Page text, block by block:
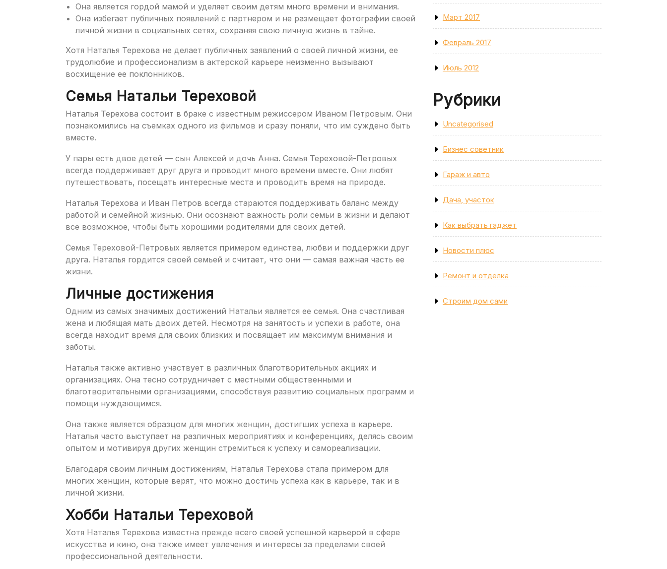
Она является гордой мамой и уделяет своим детям много времени и внимания.
Она избегает публичных появлений с партнером и не размещает фотографии своей
личной жизни в социальных сетях, сохраняя свою личную жизнь в тайне.
Хотя Наталья Терехова не делает публичных заявлений о своей личной жизни, ее
трудолюбие и профессионализм в актерской карьере неизменно вызывают
восхищение ее поклонников.
Семья Натальи Тереховой
Наталья Терехова состоит в браке с известным режиссером Иваном Петровым. Они
познакомились на съемках одного из фильмов и сразу поняли, что им суждено быть
вместе.
У пары есть двое детей — сын Алексей и дочь Анна. Семья Тереховой-Петровых
всегда поддерживает друг друга и проводит много времени вместе. Они любят
путешествовать, посещать интересные места и проводить время на природе.
Наталья Терехова и Иван Петров всегда стараются поддерживать баланс между
работой и семейной жизнью. Они осознают важность роли семьи в жизни и делают
все возможное, чтобы быть хорошими родителями для своих детей.
Семья Тереховой-Петровых является примером единства, любви и поддержки друг
друга. Наталья гордится своей семьей и считает, что они — самая важная часть ее
жизни.
Личные достижения
Одним из самых значимых достижений Натальи является ее семья. Она счастливая
жена и любящая мать двоих детей. Несмотря на занятость и успехи в работе, она
всегда находит время для своих близких и посвящает им максимум внимания и
заботы.
Наталья также активно участвует в различных благотворительных акциях и
организациях. Она тесно сотрудничает с местными общественными и
благотворительными организациями, способствуя развитию социальных программ и
помощи нуждающимся.
Она также является образцом для многих женщин, достигших успеха в карьере.
Наталья часто выступает на различных мероприятиях и конференциях, делясь своим
опытом и мотивируя других женщин стремиться к успеху и самореализации.
Благодаря своим личным достижениям, Наталья Терехова стала примером для
многих женщин, которые верят, что можно достичь успеха как в карьере, так и в
личной жизни.
Хобби Натальи Тереховой
Хотя Наталья Терехова известна прежде всего своей успешной карьерой в сфере
искусства и кино, она также имеет увлечения и интересы за пределами своей
профессиональной деятельности.
Март 2017
Февраль 2017
Июль 2012
Рубрики
Uncategorised
Бизнес советник
Гараж и авто
Дача, участок
Как выбрать гаджет
Новости плюс
Ремонт и отделка
Строим дом сами